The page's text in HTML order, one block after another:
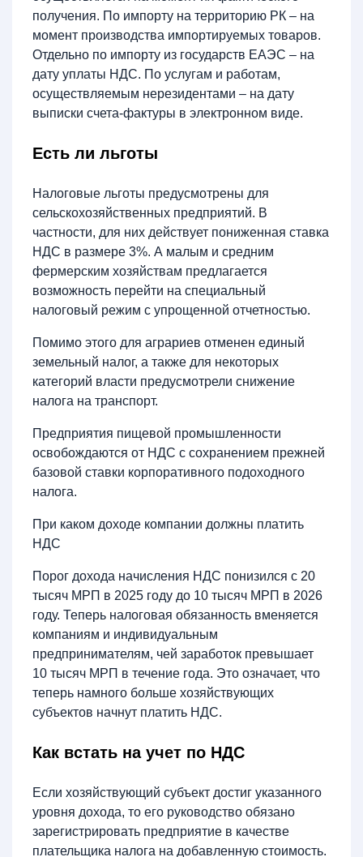
получения. По импорту на территорию РК – на
момент производства импортируемых товаров.
Отдельно по импорту из государств ЕАЭС – на
дату уплаты НДС. По услугам и работам,
осуществляемым нерезидентами – на дату
выписки счета-фактуры в электронном виде.
Есть ли льготы
Налоговые льготы предусмотрены для
сельскохозяйственных предприятий. В
частности, для них действует пониженная ставка
НДС в размере 3%. А малым и средним
фермерским хозяйствам предлагается
возможность перейти на специальный
налоговый режим с упрощенной отчетностью.
Помимо этого для аграриев отменен единый
земельный налог, а также для некоторых
категорий власти предусмотрели снижение
налога на транспорт.
Предприятия пищевой промышленности
освобождаются от НДС с сохранением прежней
базовой ставки корпоративного подоходного
налога.
При каком доходе компании должны платить
НДС
Порог дохода начисления НДС понизился с 20
тысяч МРП в 2025 году до 10 тысяч МРП в 2026
году. Теперь налоговая обязанность вменяется
компаниям и индивидуальным
предпринимателям, чей заработок превышает
10 тысяч МРП в течение года. Это означает, что
теперь намного больше хозяйствующих
субъектов начнут платить НДС.
Как встать на учет по НДС
Если хозяйствующий субъект достиг указанного
уровня дохода, то его руководство обязано
зарегистрировать предприятие в качестве
плательщика налога на добавленную стоимость.